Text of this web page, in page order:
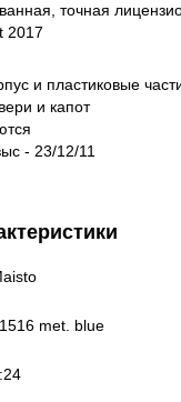
точная
2017
и пластиковые
и капот
- 23/12/11
met. blue